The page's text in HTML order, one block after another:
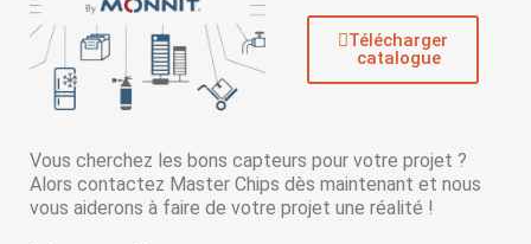
Télécharger
catalogue
Vous cherchez les bons capteurs pour votre projet ?
Alors contactez Master Chips dès maintenant et nous
vous aiderons à faire de votre projet une réalité !